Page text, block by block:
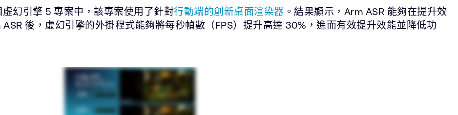
幻引擎 5 專案中，該專案使用了針對行動端的創新桌面渲染器 。結果顯示，Arm ASR 能夠在提升效
後，虛幻引擎的外掛程式能夠將每秒幀數（FPS）提升高達 30%，進而有效提升效能並降低功